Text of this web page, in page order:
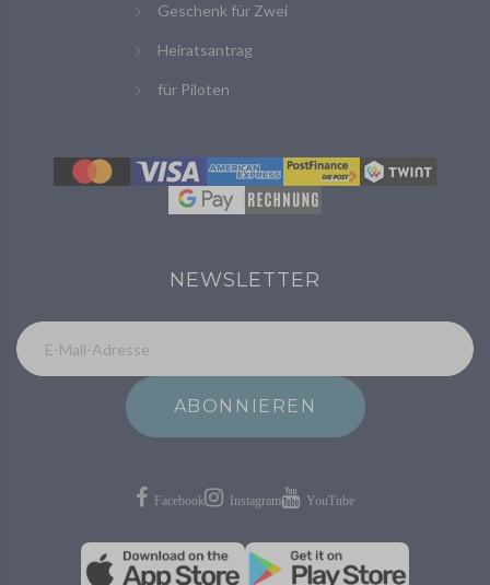
Geschenk für Zwei
Heiratsantrag
für Piloten
NEWSLETTER
ABONNIEREN